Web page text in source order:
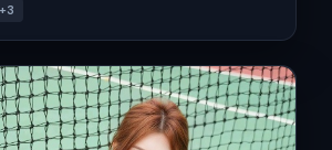
+3